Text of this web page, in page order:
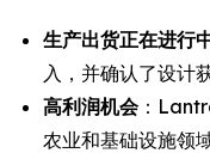
生产出货正在进行
入，并确认了设计
高利润机会：
农业和基础设施领